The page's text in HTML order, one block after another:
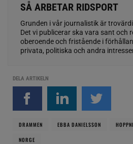
SÅ ARBETAR RIDSPORT
Grunden i vår journalistik är
Det vi publicerar ska vara sant och
oberoende och fristående i
privata, politiska och andra
DELA ARTIKELN
DRAMMEN EBBA DANIELSSON
NORGE